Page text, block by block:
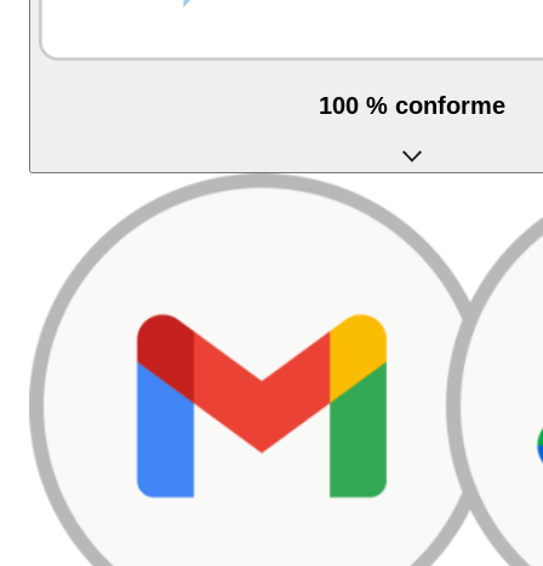
100 % conforme
Plateforme Agréée par l'État, déjà opérationnelle.